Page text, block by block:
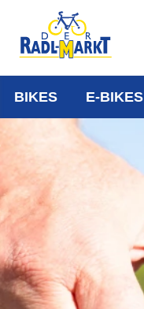
BIKES E-BIKES